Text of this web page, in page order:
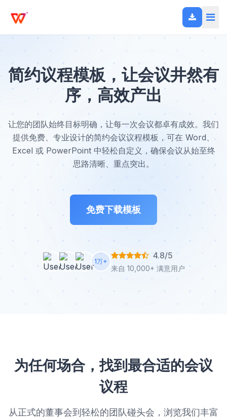
简约议程模板，让会议井然有
序，高效产出
让您的团队始终目标明确，让每一次会议都卓有成效。我们
提供免费、专业设计的简约会议议程模板，可在 Word、
Excel 或 PowerPoint 中轻松自定义，确保会议从始至终
思路清晰、重点突出。
免费下载模板
1万+
4.8/5
来自 10,000+ 满意用户
为任何场合，找到最合适的会议
议程
从正式的董事会到轻松的团队碰头会，浏览我们丰富